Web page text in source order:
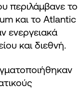
περιλάμβανε το
και το Atlantic
ενεργειακά
και διεθνή.